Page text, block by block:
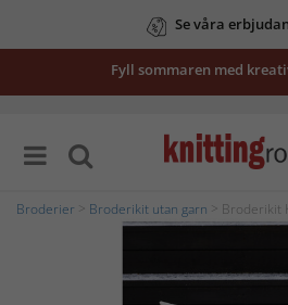
Se våra
Fyll sommaren med
Broderier Broderikit utan garn > Broderikit